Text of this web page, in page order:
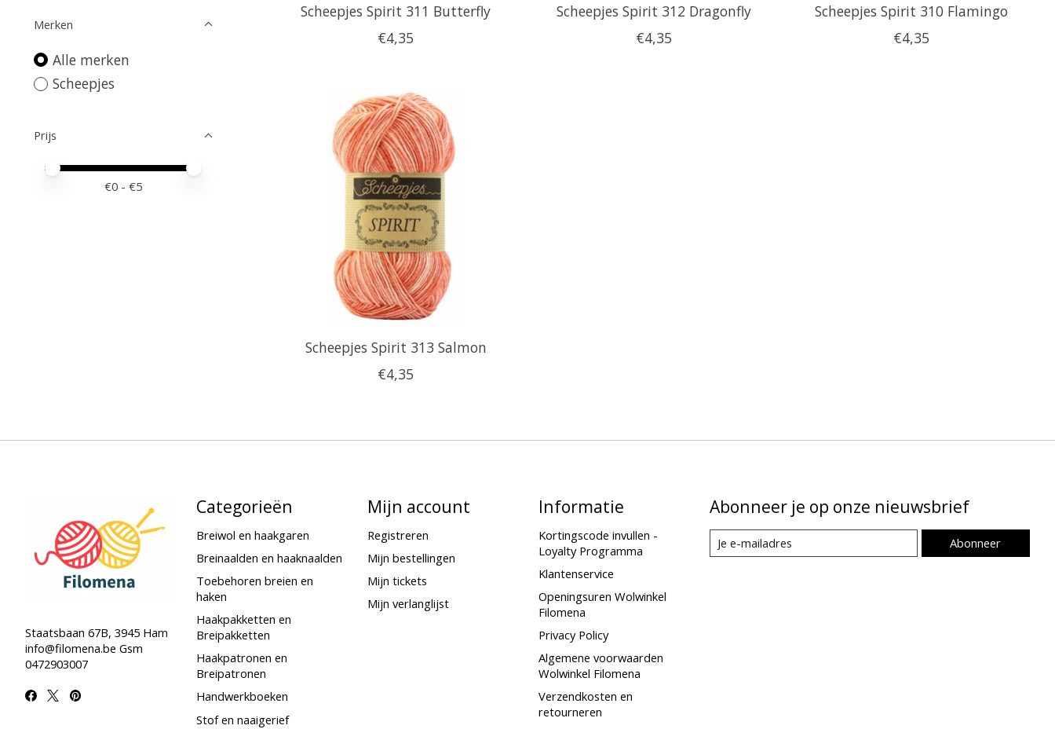
Merken
Alle merken
Scheepjes
Prijs
Minimale prijswaarde
Price maximum value
€0 - €5
Scheepjes Spirit 311 Butterfly
€4,35
Scheepjes Spirit 312 Dragonfly
€4,35
Scheepjes Spirit 310 Flamingo
€4,35
Scheepjes Spirit 313 Salmon
€4,35
Staatsbaan 67B, 3945 Ham
info@filomena.be Gsm
0472903007
Categorieën
Breiwol en haakgaren
Breinaalden en haaknaalden
Toebehoren breien en
haken
Haakpakketten en
Breipakketten
Haakpatronen en
Breipatronen
Handwerkboeken
Stof en naaigerief
Mijn account
Registreren
Mijn bestellingen
Mijn tickets
Mijn verlanglijst
Informatie
Kortingscode invullen -
Loyalty Programma
Klantenservice
Openingsuren Wolwinkel
Filomena
Privacy Policy
Algemene voorwaarden
Wolwinkel Filomena
Verzendkosten en
retourneren
Abonneer je op onze nieuwsbrief
Abonneer